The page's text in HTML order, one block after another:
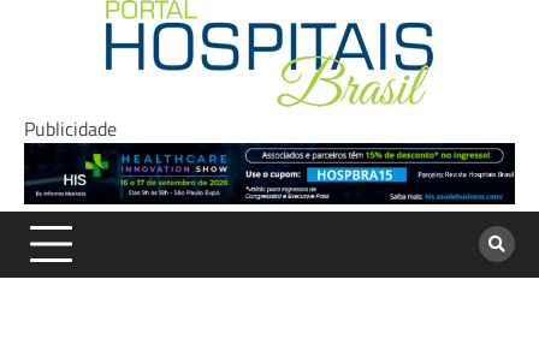
Publicidade